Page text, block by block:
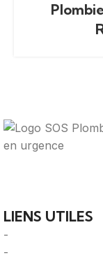
LIENS UTILES
-
-